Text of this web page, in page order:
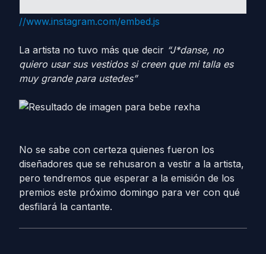
//www.instagram.com/embed.js
La artista no tuvo más que decir “J*danse, no
quiero usar sus vestidos si creen que mi talla es
muy grande para ustedes”
No se sabe con certeza quienes fueron los
diseñadores que se rehusaron a vestir a la artista,
pero tendremos que esperar a la emisión de los
premios este próximo domingo para ver con qué
desfilará la cantante.